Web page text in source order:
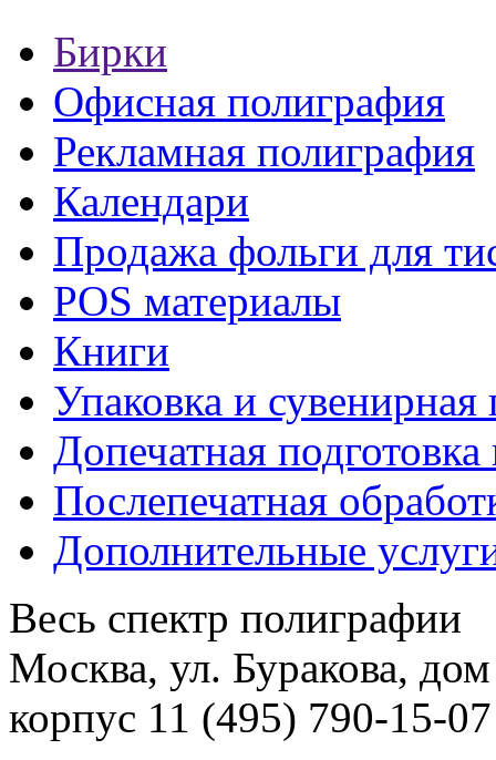
Бирки
Офисная полиграфия
Рекламная полиграфия
Календари
Продажа фольги для
POS материалы
Книги
Упаковка и
Допечатная подготовка
Послепечатная
Дополнительные
Весь спектр полиграфии
Москва, ул. Буракова,
корпус 11 (495) 790-15-07